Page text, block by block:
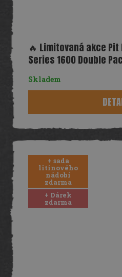
🔥 Limitovaná akce
Series 1600 Double
Skladem
+ sada
litinového
nádobí
zdarma
+ Dárek
zdarma